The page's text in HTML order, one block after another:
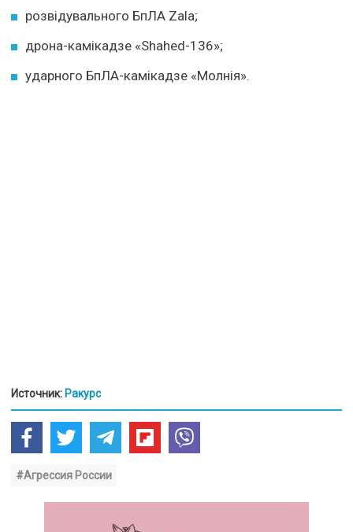
розвідувального БпЛА Zala;
дрона-камікадзе «Shahed-136»;
ударного БпЛА-камікадзе «Молнія».
Источник: Ракурс
#Агрессия России